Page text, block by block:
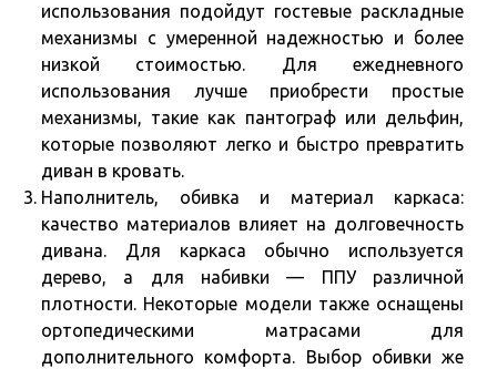
использования подойдут гостевые раскладные
механизмы с умеренной надежностью и более
низкой стоимостью. Для ежедневного
использования лучше приобрести простые
механизмы, такие как пантограф или дельфин,
которые позволяют легко и быстро превратить
диван в кровать.
Наполнитель, обивка и материал каркаса:
качество материалов влияет на долговечность
дивана. Для каркаса обычно используется
дерево, а для набивки — ППУ различной
плотности. Некоторые модели также оснащены
ортопедическими матрасами для
дополнительного комфорта. Выбор обивки же